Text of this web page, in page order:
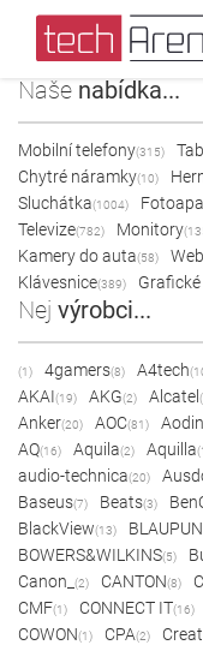
Naše nabídka...
Mobilní telefony(315)
Chytré náramky(10)
Sluchátka(1004)
Televize(782) Monitory
Kamery do auta(58)
Klávesnice(389)
Nej výrobci...
(1) 4gamers(8) A4tech
AKAI(19) AKG(2) Alcatel
Anker(20) AOC(81) Aodin
AQ(16) Aquila(2) Aquilla
audio-technica(20)
Baseus(7) Beats(3)
BlackView(13)
BOWERS&WILKINS(5)
Canon_ (2) CANTON(8)
CMF(1) CONNECT IT(16)
COWON(1) CPA(2)